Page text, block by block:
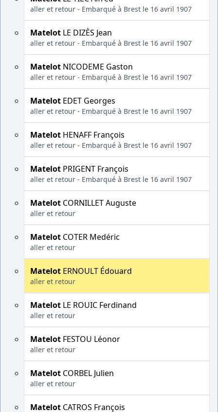
aller et retour - Embarqué à Brest le 16 avril 1907
Matelot LE DIZÈS Jean
aller et retour - Embarqué à Brest le 16 avril 1907
Matelot NICODEME Gaston
aller et retour - Embarqué à Brest le 16 avril 1907
Matelot EDET Georges
aller et retour - Embarqué à Brest le 16 avril 1907
Matelot HENAFF François
aller et retour - Embarqué à Brest le 16 avril 1907
Matelot PRIGENT François
aller et retour - Embarqué à Brest le 16 avril 1907
Matelot CORNILLET Auguste
aller et retour
Matelot COTER Medéric
aller et retour
Matelot ERNOULT Édouard
aller et retour
Matelot LE ROUIC Ferdinand
aller et retour
Matelot FESTOU Léonor
aller et retour
Matelot CORBEL Julien
aller et retour
Matelot CATROS François